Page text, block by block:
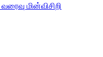
மின்விசிறி